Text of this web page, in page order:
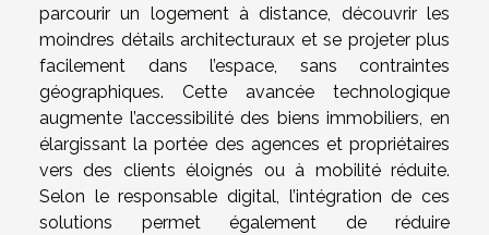
parcourir un logement à distance, découvrir les
moindres détails architecturaux et se projeter plus
facilement dans l’espace, sans contraintes
géographiques. Cette avancée technologique
augmente l’accessibilité des biens immobiliers, en
élargissant la portée des agences et propriétaires
vers des clients éloignés ou à mobilité réduite.
Selon le responsable digital, l’intégration de ces
solutions permet également de réduire